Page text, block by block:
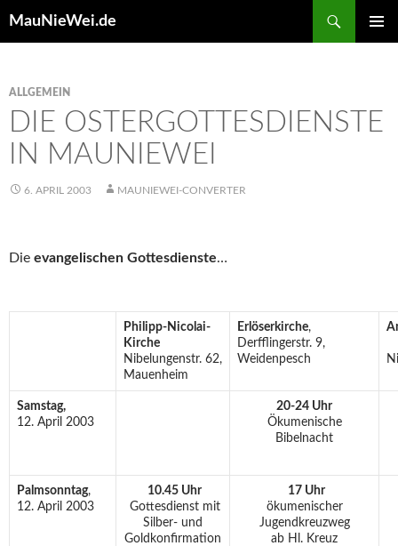
MauNieWei.de
ALLGEMEIN
DIE OSTERGOTTESDIENSTE
IN MAUNIEWEI
6. APRIL 2003 MAUNIEWEI-CONVERTER
Die evangelischen Gottesdienste…
Philipp-Nicolai-
Kirche
Nibelungenstr. 62,
Mauenheim
Erlöserkirche,
Derfflingerstr. 9,
Weidenpesch
Samstag,
12. April 2003
20-24 Uhr
Ökumenische
Bibelnacht
Palmsonntag,
12. April 2003
10.45 Uhr
Gottesdienst mit
Silber- und
Goldkonfirmation
17 Uhr
ökumenischer
Jugendkreuzweg
ab Hl. Kreuz